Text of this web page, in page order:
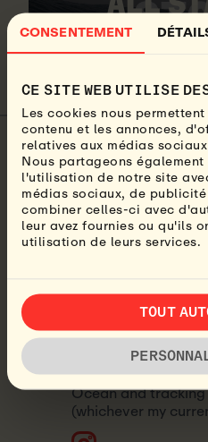
CONSENTEMENT
CE SITE WEB UTILISE
Les cookies nous
contenu et les annonces,
relatives aux médias
Nous partageons
l'utilisation de notre site
médias sociaux, de
combiner celles-ci avec
leur avez fournies ou qu'ils
utilisation de leurs services.
TOUT
Beatrice
About the author:
Bea for short, and
content creator for
revolves around my
the camp vibe and
have my heart.
Life goal? Visit
Obsession? The
Ocean and
(whichever my